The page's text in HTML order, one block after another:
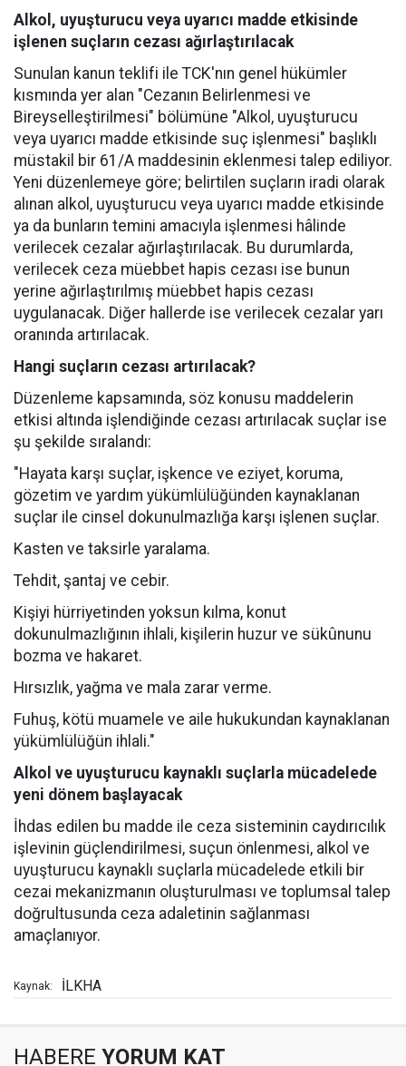
Alkol, uyuşturucu veya uyarıcı madde etkisinde
işlenen suçların cezası ağırlaştırılacak
Sunulan kanun teklifi ile TCK'nın genel hükümler
kısmında yer alan "Cezanın Belirlenmesi ve
Bireyselleştirilmesi" bölümüne "Alkol, uyuşturucu
veya uyarıcı madde etkisinde suç işlenmesi" başlıklı
müstakil bir 61/A maddesinin eklenmesi talep ediliyor.
Yeni düzenlemeye göre; belirtilen suçların iradi olarak
alınan alkol, uyuşturucu veya uyarıcı madde etkisinde
ya da bunların temini amacıyla işlenmesi hâlinde
verilecek cezalar ağırlaştırılacak. Bu durumlarda,
verilecek ceza müebbet hapis cezası ise bunun
yerine ağırlaştırılmış müebbet hapis cezası
uygulanacak. Diğer hallerde ise verilecek cezalar yarı
oranında artırılacak.
Hangi suçların cezası artırılacak?
Düzenleme kapsamında, söz konusu maddelerin
etkisi altında işlendiğinde cezası artırılacak suçlar ise
şu şekilde sıralandı:
"Hayata karşı suçlar, işkence ve eziyet, koruma,
gözetim ve yardım yükümlülüğünden kaynaklanan
suçlar ile cinsel dokunulmazlığa karşı işlenen suçlar.
Kasten ve taksirle yaralama.
Tehdit, şantaj ve cebir.
Kişiyi hürriyetinden yoksun kılma, konut
dokunulmazlığının ihlali, kişilerin huzur ve sükûnunu
bozma ve hakaret.
Hırsızlık, yağma ve mala zarar verme.
Fuhuş, kötü muamele ve aile hukukundan kaynaklanan
yükümlülüğün ihlali."
Alkol ve uyuşturucu kaynaklı suçlarla mücadelede
yeni dönem başlayacak
İhdas edilen bu madde ile ceza sisteminin caydırıcılık
işlevinin güçlendirilmesi, suçun önlenmesi, alkol ve
uyuşturucu kaynaklı suçlarla mücadelede etkili bir
cezai mekanizmanın oluşturulması ve toplumsal talep
doğrultusunda ceza adaletinin sağlanması
amaçlanıyor.
Kaynak: İLKHA
HABERE YORUM KAT